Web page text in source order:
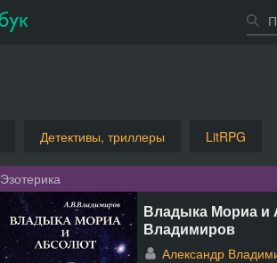
Детективы, триллеры LitRPG
Эзотерика
Владыка Мориа и
Владимиров
Александр